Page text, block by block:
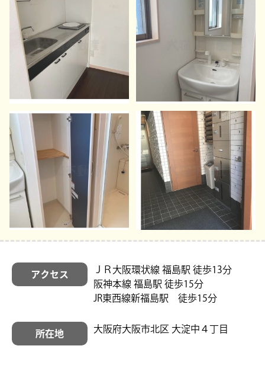
アクセス
ＪＲ大阪環状線 福島駅 徒歩13分
阪神本線 福島駅 徒歩15分
JR東西線新福島駅 徒歩15分
所在地 大阪府大阪市北区 大淀中４丁目